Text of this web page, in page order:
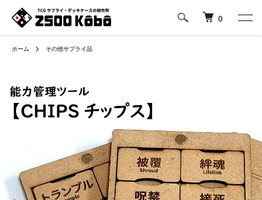
0
ホーム その他サプライ品